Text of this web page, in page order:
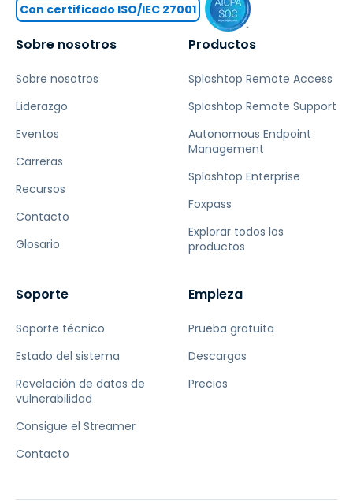
Sobre nosotros
Sobre nosotros
Liderazgo
Eventos
Carreras
Recursos
Contacto
Glosario
Productos
Splashtop Remote Access
Splashtop Remote Support
Autonomous Endpoint
Management
Splashtop Enterprise
Foxpass
Explorar todos los
productos
Soporte
Soporte técnico
Estado del sistema
Revelación de datos de
vulnerabilidad
Consigue el Streamer
Contacto
Empieza
Prueba gratuita
Descargas
Precios
Con certificado ISO/IEC 27001